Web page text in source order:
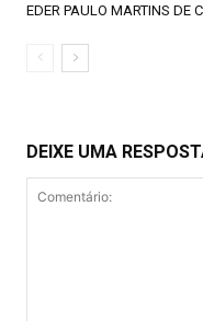
EDER PAULO MARTINS DE
DEIXE UMA